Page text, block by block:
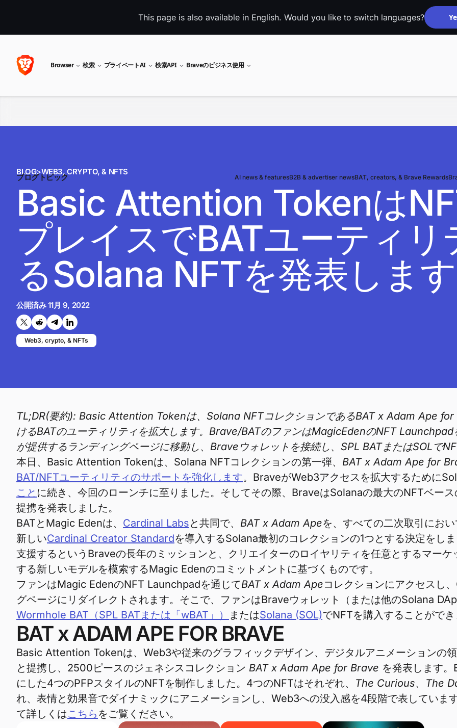
This page is also available in English. Would you like to switch languages?
Browser 検索 プライベートAI 検索API Braveのビジネス使用
ブログトピック AI news & featuresB2B & advertiser newsBAT, creators, & Brave Rewards
BLOG>WEB3, CRYPTO, & NFTS
Basic Attention Tokenは
プレイスでBATユーティリ
るSolana NFTを発表します
公開済み11月 9, 2022
Twitterで共有する
Reddit で共有
Telegramで共有
LinkedInで共有
Web3, crypto, & NFTs
TL;DR(要約): Basic Attention Tokenは、Solana NFTコレクションであるBAT x Adam Ape
けるBATのユーティリティを拡大します。Brave/BATのファンはMagicEdenのNFT
が提供するランディングページに移動し、Braveウォレットを接続し、SPL BATまたはSOLで
本日、Basic Attention Tokenは、Solana NFTコレクションの第一弾、 BAT x Adam Ape for
BAT/NFTユーティリティのサポートを強化します。BraveがWeb3アクセスを拡大するために
こと に続き、今回のローンチに至りました。そしてその際、BraveはSolanaの最大のNFTベー
提携を発表しました。
BATとMagic Edenは、 Cardinal Labsと共同で、 BAT x Adam Apeを、すべての二次取引にお
新しいCardinal Creator Standardを導入するSolana最初のコレクションの1つとする決定をし
支援するというBraveの長年のミッションと、クリエイターのロイヤリティを任意とするマー
する新しいモデルを模索するMagic Edenのコミットメントに基づくものです。
ファンはMagic EdenのNFT Launchpadを通じてBAT x Adam Apeコレクションにアクセスし
グページにリダイレクトされます。そこで、ファンはBraveウォレット（または他のSolana
Wormhole BAT（SPL BATまたは「wBAT」）
またはSolana (SOL)でNFTを購入することができ
BAT x ADAM APE FOR BRAVE
Basic Attention Tokenは、Web3や従来のグラフィックデザイン、デジタルアニメーションの領
と提携し、2500ピースのジェネシスコレクション BAT x Adam Ape for Brave を発表します
にした4つのPFPスタイルのNFTを制作しました。4つのNFTはそれぞれ、 The Curious、 The
れ、表情と効果音でダイナミックにアニメーションし、Web3への没入感を4段階で表していま
て詳しくはこちら をご覧ください。